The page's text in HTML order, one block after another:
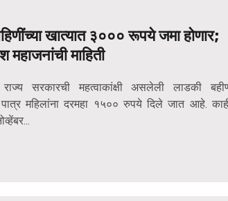
खात्यात ३००० रूपये जमा होणार;
महाजनांची माहिती
सरकारची महत्वाकांक्षी असलेली लाडकी
महिलांना दरमहा १५०० रुपये दिले जात आहे.